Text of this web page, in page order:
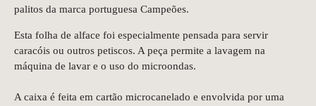
palitos da marca portuguesa Campeões.
Esta folha de alface foi especialmente pensada para servir
caracóis ou outros petiscos. A peça permite a lavagem na
máquina de lavar e o uso do microondas.
A caixa é feita em cartão microcanelado e envolvida por uma